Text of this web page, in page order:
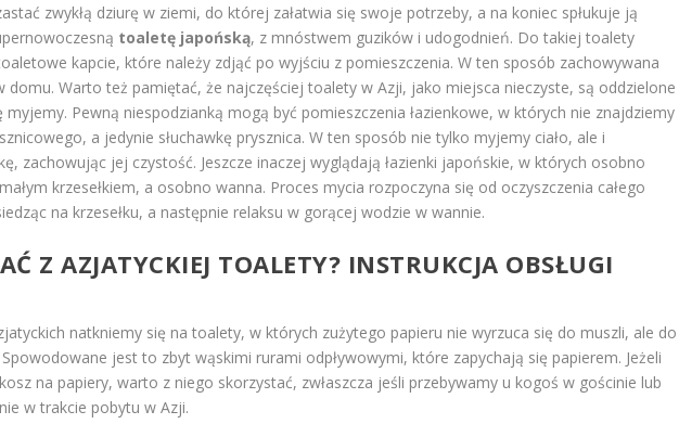
zwykłą dziurę w ziemi, do której załatwia się swoje potrzeby, a na koniec spłukuje ją
toaletę japońską, z mnóstwem guzików i udogodnień. Do takiej toalety
kapcie, które należy zdjąć po wyjściu z pomieszczenia. W ten sposób zachowywana
domu. Warto też pamiętać, że najczęściej toalety w Azji, jako miejsca nieczyste, są oddzielone
myjemy. Pewną niespodzianką mogą być pomieszczenia łazienkowe, w których nie znajdziemy
a jedynie słuchawkę prysznica. W ten sposób nie tylko myjemy ciało, ale i
zachowując jej czystość. Jeszcze inaczej wyglądają łazienki japońskie, w których osobno
krzesełkiem, a osobno wanna. Proces mycia rozpoczyna się od oczyszczenia całego
na krzesełku, a następnie relaksu w gorącej wodzie w wannie.
Z AZJATYCKIEJ TOALETY? INSTRUKCJA OBSŁUGI
natkniemy się na toalety, w których zużytego papieru nie wyrzuca się do muszli, ale do
jest to zbyt wąskimi rurami odpływowymi, które zapychają się papierem. Jeżeli
na papiery, warto z niego skorzystać, zwłaszcza jeśli przebywamy u kogoś w gościnie lub
w trakcie pobytu w Azji.